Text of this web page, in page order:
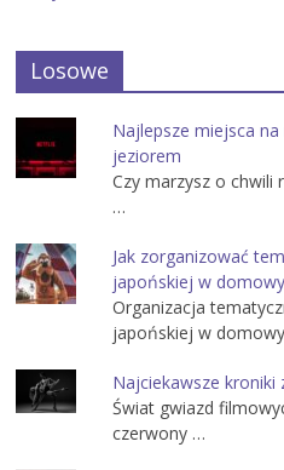
Losowe
Najlepsze miejsca
jeziorem
Czy marzysz o chwili
…
Jak zorganizować
japońskiej w
Organizacja
japońskiej w
Najciekawsze kroniki
Świat gwiazd
czerwony …